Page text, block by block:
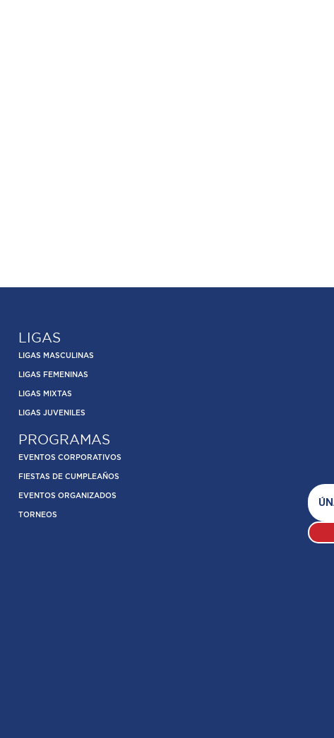
LIGAS
LIGAS MASCULINAS
LIGAS FEMENINAS
LIGAS MIXTAS
LIGAS JUVENILES
PROGRAMAS
EVENTOS CORPORATIVOS
FIESTAS DE CUMPLEAÑOS
EVENTOS ORGANIZADOS
TORNEOS